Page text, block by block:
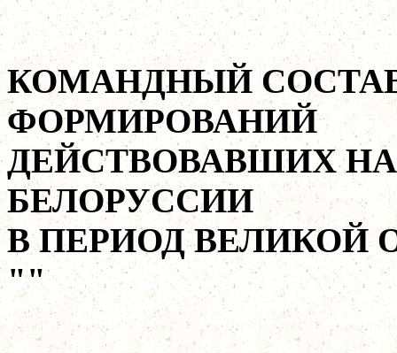
КОМАНДНЫЙ
ФОРМИРОВАНИЙ
ДЕЙСТВОВАВШИХ
БЕЛОРУССИИ
В ПЕРИОД ВЕЛИКОЙ
""